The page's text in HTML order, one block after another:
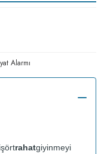
Alarmı
rahatgiyinmeyi